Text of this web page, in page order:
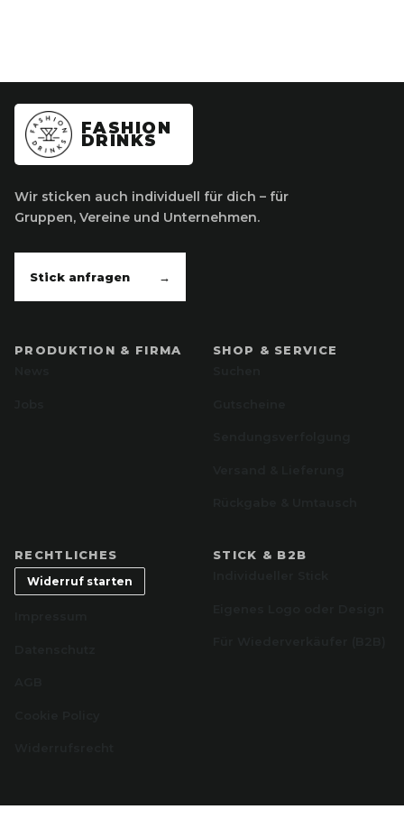
FASHION
DRINKS
Wir sticken auch individuell für dich – für
Gruppen, Vereine und Unternehmen.
Stick anfragen →
PRODUKTION & FIRMA
SHOP & SERVICE
RECHTLICHES
Widerruf starten
STICK & B2B